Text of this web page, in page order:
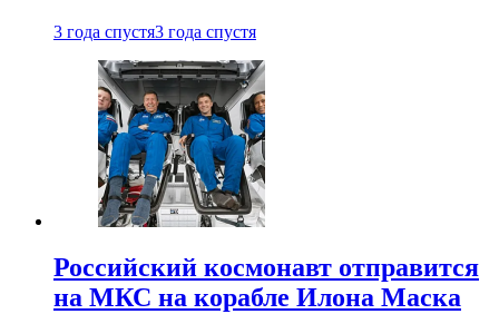
3 года спустя3 года спустя
Российский космонавт отправится
на МКС на корабле Илона Маска